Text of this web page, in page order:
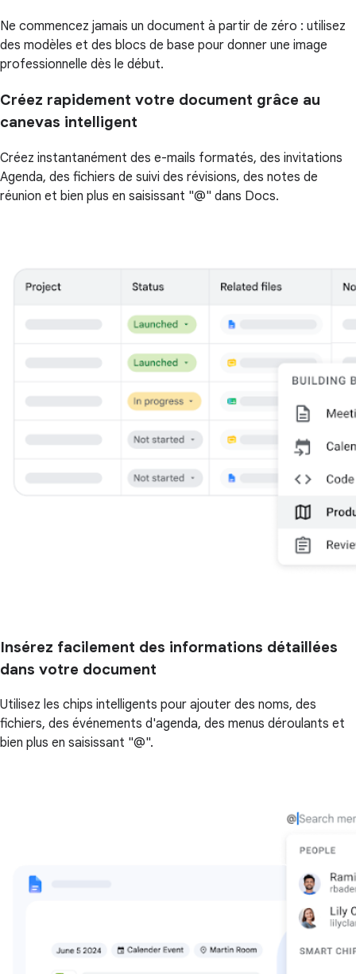
Ne commencez jamais un document à partir de zéro : utilisez
des modèles et des blocs de base pour donner une image
professionnelle dès le début.
Créez rapidement votre document grâce au
canevas intelligent
Créez instantanément des e-mails formatés, des invitations
Agenda, des fichiers de suivi des révisions, des notes de
réunion et bien plus en saisissant "@" dans Docs.
Insérez facilement des informations détaillées
dans votre document
Utilisez les chips intelligents pour ajouter des noms, des
fichiers, des événements d'agenda, des menus déroulants et
bien plus en saisissant "@".